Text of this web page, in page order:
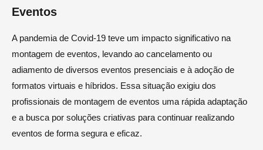
Eventos
A pandemia de Covid-19 teve um impacto significativo na
montagem de eventos, levando ao cancelamento ou
adiamento de diversos eventos presenciais e à adoção de
formatos virtuais e híbridos. Essa situação exigiu dos
profissionais de montagem de eventos uma rápida adaptação
e a busca por soluções criativas para continuar realizando
eventos de forma segura e eficaz.